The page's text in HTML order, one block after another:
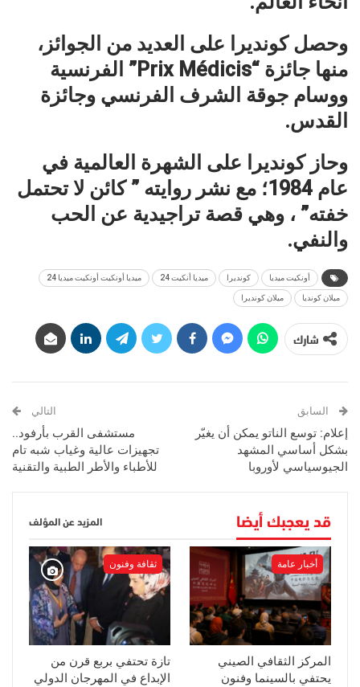
وحصل كونديرا على العديد من الجوائز،
منها جائزة “Prix Médicis” الفرنسية
ووسام جوقة الشرف الفرنسي وجائزة
القدس.
وحاز كونديرا على الشهرة العالمية في
عام 1984؛ مع نشر روايته ” كائن لا تحتمل
خفته” ، وهي قصة تراجيدية عن الحب
والنفي.
أونكيت ميديا كونديرا ميديا أنكيت 24 ميديا أونكيت أونكيت ميديا 24
ميلان كونديا ميلان كونديرا
شارك
السابق
إعلام: توسع الناتو يمكن أن يغيّر
بشكل أساسي المشهد
الجيوسياسي لأوروبا
التالي
مستشفى القرب بأرفود..
تجهيزات عالية وغياب شبه تام
للأطباء والأطر الطبية والتقنية
قد يعجبك أيضا المزيد عن المؤلف
أخبار عامة
المركز الثقافي الصيني
يحتفي بالسينما وفنون
ثقافة وفنون
تازة تحتفي بربع قرن من
الإبداع في المهرجان الدولي